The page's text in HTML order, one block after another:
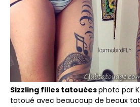
Sizzling filles tatouéesphoto par
tatoué avec beaucoup de beaux